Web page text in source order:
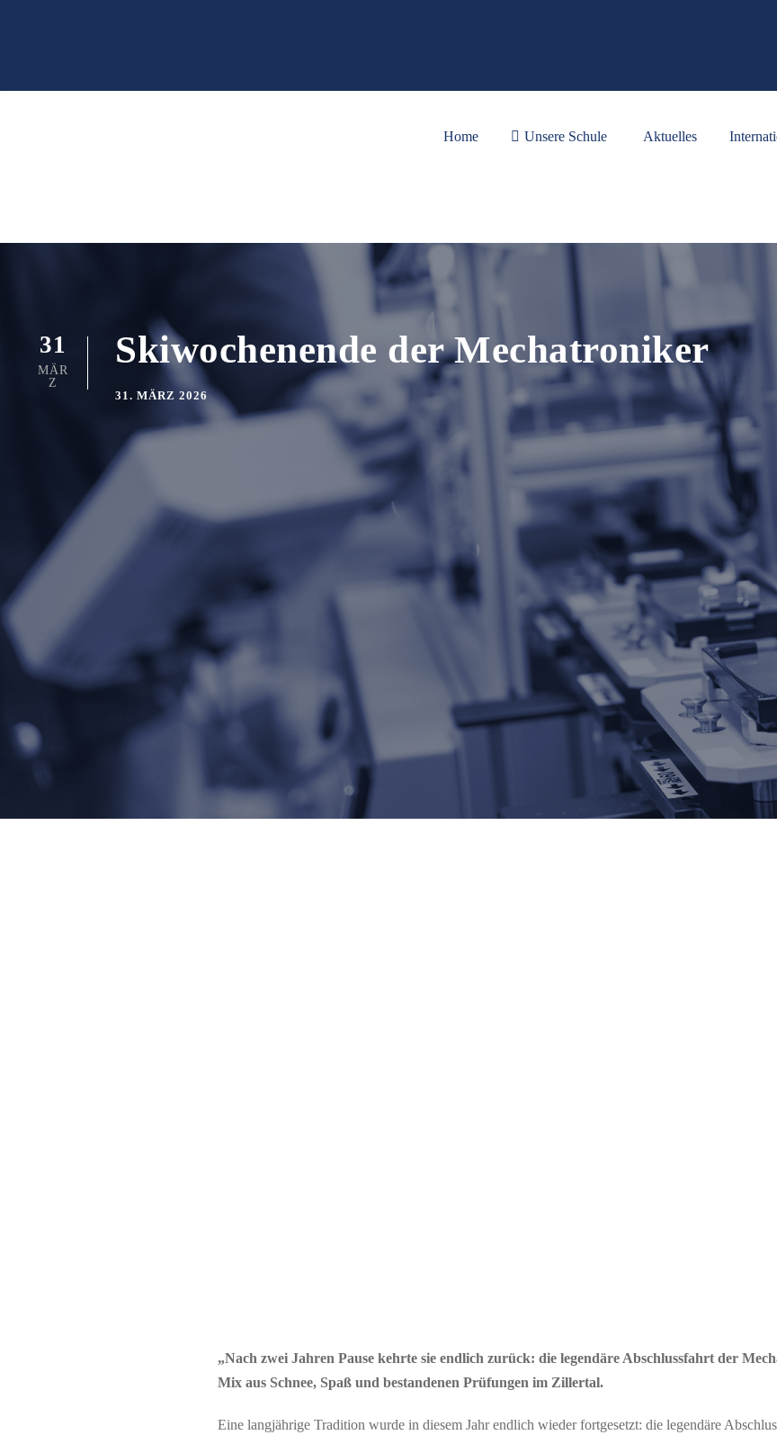
Home Unsere Schule Aktuelles
31
MÄR
Z
Skiwochenende der Mechatroniker
31. MÄRZ 2026
„Nach zwei Jahren Pause kehrte sie endlich zurück: die legendäre Abschlussfahrt der
Mix aus Schnee, Spaß und bestandenen Prüfungen im Zillertal.
Eine langjährige Tradition wurde in diesem Jahr endlich wieder fortgesetzt: die legendäre